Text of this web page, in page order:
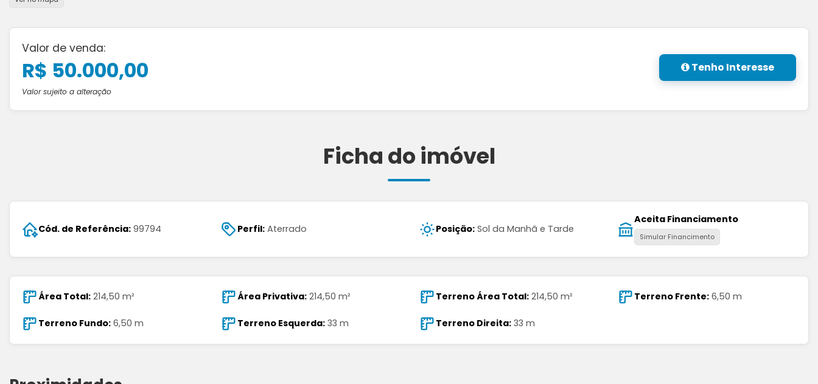
Valor de venda:
R$ 50.000,00
Valor sujeito a alteração
Tenho Interesse
Ficha do imóvel
Cód. de Referência: 99794 Perfil:Aterrado Posição: Sol da Manhã e Tarde
Aceita Financiamento
Simular Financimento
Área Total: 214,50 m² Área Privativa: 214,50 m² Terreno Área Total: 214,50 m² Terreno Frente: 6,50 m
Terreno Fundo: 6,50 m Terreno Esquerda: 33 m Terreno Direita: 33 m